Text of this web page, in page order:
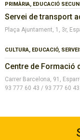
PRIMÀRIA, EDUCACIÓ
Servei de transport
Plaça Ajuntament, 1, 3r,
CULTURA, EDUCACIÓ,
Centre de Formació
Carrer Barcelona, 91,
93 777 60 43 / 93 777 60 43